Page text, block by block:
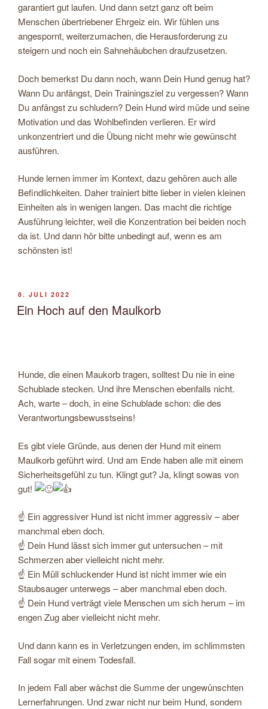
garantiert gut laufen. Und dann setzt ganz oft beim
Menschen übertriebener Ehrgeiz ein. Wir fühlen uns
angespornt, weiterzumachen, die Herausforderung zu
steigern und noch ein Sahnehäubchen draufzusetzen.
Doch bemerkst Du dann noch, wann Dein Hund genug hat?
Wann Du anfängst, Dein Trainingsziel zu vergessen? Wann
Du anfängst zu schludern? Dein Hund wird müde und seine
Motivation und das Wohlbefinden verlieren. Er wird
unkonzentriert und die Übung nicht mehr wie gewünscht
ausführen.
Hunde lernen immer im Kontext, dazu gehören auch alle
Befindlichkeiten. Daher trainiert bitte lieber in vielen kleinen
Einheiten als in wenigen langen. Das macht die richtige
Ausführung leichter, weil die Konzentration bei beiden noch
da ist. Und dann hör bitte unbedingt auf, wenn es am
schönsten ist!
VERÖFFENTLICHT
AM
8. JULI 2022
Ein Hoch auf den Maulkorb
Hunde, die einen Maukorb tragen, solltest Du nie in eine
Schublade stecken. Und ihre Menschen ebenfalls nicht.
Ach, warte – doch, in eine Schublade schon: die des
Verantwortungsbewusstseins!
Es gibt viele Gründe, aus denen der Hund mit einem
Maulkorb geführt wird. Und am Ende haben alle mit einem
Sicherheitsgefühl zu tun. Klingt gut? Ja, klingt sowas von
gut!
☝️ Ein aggressiver Hund ist nicht immer aggressiv – aber
manchmal eben doch.
☝️ Dein Hund lässt sich immer gut untersuchen – mit
Schmerzen aber vielleicht nicht mehr.
☝️ Ein Müll schluckender Hund ist nicht immer wie ein
Staubsauger unterwegs – aber manchmal eben doch.
☝️ Dein Hund verträgt viele Menschen um sich herum – im
engen Zug aber vielleicht nicht mehr.
Und dann kann es in Verletzungen enden, im schlimmsten
Fall sogar mit einem Todesfall.
In jedem Fall aber wächst die Summe der ungewünschten
Lernerfahrungen. Und zwar nicht nur beim Hund, sondern